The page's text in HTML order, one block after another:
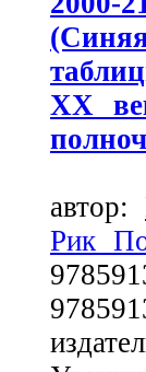
ХХ
автор:
Рик